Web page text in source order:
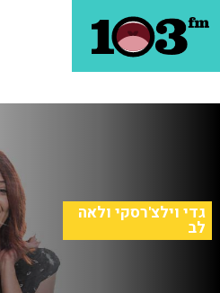
גדי וילצ'רסקי ולאה
לב